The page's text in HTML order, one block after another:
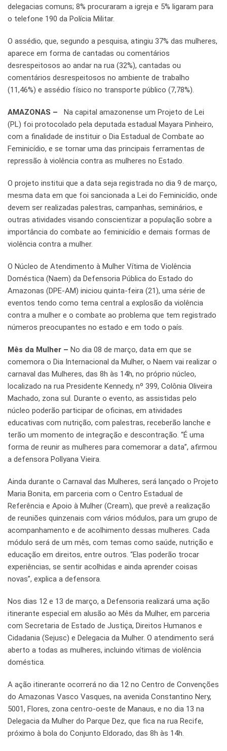
delegacias comuns; 8% procuraram a igreja e 5% ligaram para
o telefone 190 da Polícia Militar.
O assédio, que, segundo a pesquisa, atingiu 37% das mulheres,
aparece em forma de cantadas ou comentários
desrespeitosos ao andar na rua (32%), cantadas ou
comentários desrespeitosos no ambiente de trabalho
(11,46%) e assédio físico no transporte público (7,78%).
AMAZONAS – Na capital amazonense um Projeto de Lei
(PL) foi protocolado pela deputada estadual Mayara Pinheiro,
com a finalidade de instituir o Dia Estadual de Combate ao
Feminicídio, e se tornar uma das principais ferramentas de
repressão à violência contra as mulheres no Estado.
O projeto institui que a data seja registrada no dia 9 de março,
mesma data em que foi sancionada a Lei do Feminicídio, onde
devem ser realizadas palestras, campanhas, seminários, e
outras atividades visando conscientizar a população sobre a
importância do combate ao feminicídio e demais formas de
violência contra a mulher.
O Núcleo de Atendimento à Mulher Vítima de Violência
Doméstica (Naem) da Defensoria Pública do Estado do
Amazonas (DPE-AM) iniciou quinta-feira (21), uma série de
eventos tendo como tema central a explosão da violência
contra a mulher e o combate ao problema que tem registrado
números preocupantes no estado e em todo o país.
Mês da Mulher – No dia 08 de março, data em que se
comemora o Dia Internacional da Mulher, o Naem vai realizar o
carnaval das Mulheres, das 8h às 14h, no próprio núcleo,
localizado na rua Presidente Kennedy, nº 399, Colônia Oliveira
Machado, zona sul. Durante o evento, as assistidas pelo
núcleo poderão participar de oficinas, em atividades
educativas com nutrição, com palestras, receberão lanche e
terão um momento de integração e descontração. “É uma
forma de reunir as mulheres para comemorar a data”, afirmou
a defensora Pollyana Vieira.
Ainda durante o Carnaval das Mulheres, será lançado o Projeto
Maria Bonita, em parceria com o Centro Estadual de
Referência e Apoio à Mulher (Cream), que prevê a realização
de reuniões quinzenais com vários módulos, para um grupo de
acompanhamento e de acolhimento dessas mulheres. Cada
módulo será de um mês, com temas como saúde, nutrição e
educação em direitos, entre outros. “Elas poderão trocar
experiências, se sentir acolhidas e ainda aprender coisas
novas”, explica a defensora.
Nos dias 12 e 13 de março, a Defensoria realizará uma ação
itinerante especial em alusão ao Mês da Mulher, em parceria
com Secretaria de Estado de Justiça, Direitos Humanos e
Cidadania (Sejusc) e Delegacia da Mulher. O atendimento será
aberto a todas as mulheres, incluindo vítimas de violência
doméstica.
A ação itinerante ocorrerá no dia 12 no Centro de Convenções
do Amazonas Vasco Vasques, na avenida Constantino Nery,
5001, Flores, zona centro-oeste de Manaus, e no dia 13 na
Delegacia da Mulher do Parque Dez, que fica na rua Recife,
próximo à bola do Conjunto Eldorado, das 8h às 14h.